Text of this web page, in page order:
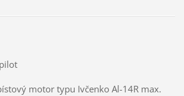
motor typu Ivčenko Al-14R max.